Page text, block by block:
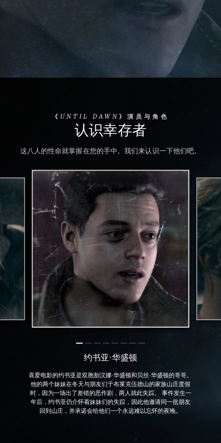
《UNTIL DAWN》演员与角色
认识幸存者
这八人的性命就掌握在您的手中。我们来认识一下他们吧。
约书亚·华盛顿
喜爱电影的约书亚是双胞胎汉娜·华盛顿和贝丝·华盛顿的哥哥。
他的两个妹妹在冬天与朋友们于布莱克伍德山的家族山庄度假
时，因为一场出了差错的恶作剧，两人就此失踪。 事件发生一
年后，约书亚仍介怀着妹妹们的失踪，因此他邀请同一批朋友
回到山庄，并承诺会给他们一个永远难以忘怀的夜晚。